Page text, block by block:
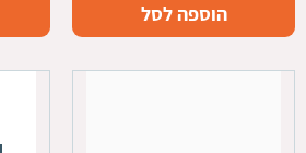
הוספה לסל